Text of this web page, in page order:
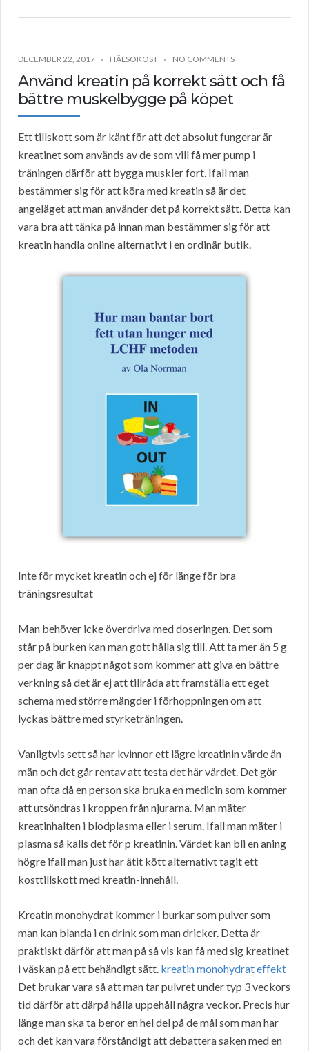
DECEMBER 22, 2017 HÄLSOKOST NO COMMENTS
Använd kreatin på korrekt sätt och få
bättre muskelbygge på köpet
Ett tillskott som är känt för att det absolut fungerar är
kreatinet som används av de som vill få mer pump i
träningen därför att bygga muskler fort. Ifall man
bestämmer sig för att köra med kreatin så är det
angeläget att man använder det på korrekt sätt. Detta kan
vara bra att tänka på innan man bestämmer sig för att
kreatin handla online alternativt i en ordinär butik.
Inte för mycket kreatin och ej för länge för bra
träningsresultat
Man behöver icke överdriva med doseringen. Det som
står på burken kan man gott hålla sig till. Att ta mer än 5 g
per dag är knappt något som kommer att giva en bättre
verkning så det är ej att tillråda att framställa ett eget
schema med större mängder i förhoppningen om att
lyckas bättre med styrketräningen.
Vanligtvis sett så har kvinnor ett lägre kreatinin värde än
män och det går rentav att testa det här värdet. Det gör
man ofta då en person ska bruka en medicin som kommer
att utsöndras i kroppen från njurarna. Man mäter
kreatinhalten i blodplasma eller i serum. Ifall man mäter i
plasma så kalls det för p kreatinin. Värdet kan bli en aning
högre ifall man just har ätit kött alternativt tagit ett
kosttillskott med kreatin-innehåll.
Kreatin monohydrat kommer i burkar som pulver som
man kan blanda i en drink som man dricker. Detta är
praktiskt därför att man på så vis kan få med sig kreatinet
i väskan på ett behändigt sätt. kreatin monohydrat effekt
Det brukar vara så att man tar pulvret under typ 3 veckors
tid därför att därpå hålla uppehåll några veckor. Precis hur
länge man ska ta beror en hel del på de mål som man har
och det kan vara förståndigt att debattera saken med en